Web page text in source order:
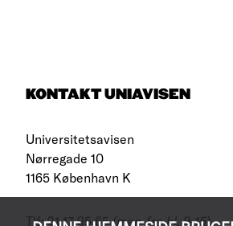
KONTAKT UNIAVISEN
Universitetsavisen
Nørregade 10
1165 København K
Tlf: 21 17 95 65(man-fre kl. 9-15)